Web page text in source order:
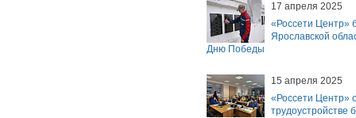
17 апреля 2025
«Россети Центр»
Ярославской
Дню Победы
15 апреля 2025
«Россети Центр»
трудоустройстве